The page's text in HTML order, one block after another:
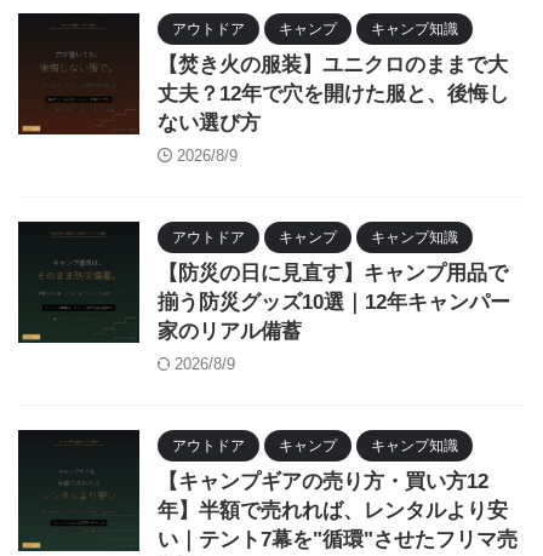
アウトドア キャンプ キャンプ知識
【焚き火の服装】ユニクロのままで大
丈夫？12年で穴を開けた服と、後悔し
ない選び方
2026/8/9
アウトドア キャンプ キャンプ知識
【防災の日に見直す】キャンプ用品で
揃う防災グッズ10選｜12年キャンパー
家のリアル備蓄
2026/8/9
アウトドア キャンプ キャンプ知識
【キャンプギアの売り方・買い方12
年】半額で売れれば、レンタルより安
い｜テント7幕を"循環"させたフリマ売